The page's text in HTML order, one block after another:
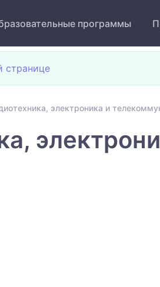
программы
странице
электроника и